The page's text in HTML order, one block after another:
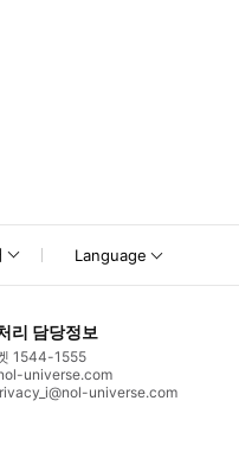
Language
리 담당정보
1544-1555
universe.com
universe.com